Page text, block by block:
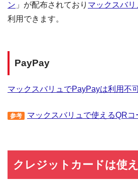
ン 」が配布されており マックスバ
利用できます。
PayPay
マックスバリュでPayPayは利用不
参考 マックスバリュで使えるQRコ
クレジットカードは使